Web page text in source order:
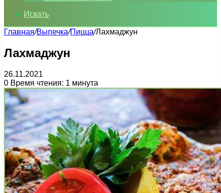
Искать
Главная/Выпечка/Пицца/Лахмаджун
Лахмаджун
26.11.2021
0 Время чтения: 1 минута